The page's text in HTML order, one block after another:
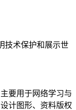
技术保护和展示世
要用于网络学习与
计图形、资料版权